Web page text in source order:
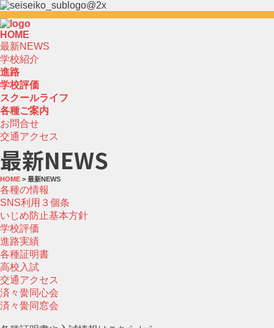
HOME
最新NEWS
学校紹介
進路
学校評価
スクールライフ
各種ご案内
お問合せ
交通アクセス
最新NEWS
HOME > 最新NEWS
各種の情報
SNS利用３個条
いじめ防止基本方針
学校評価
進路実績
各種証明書
高校入試
交通アクセス
済々黌同心会
済々黌同窓会